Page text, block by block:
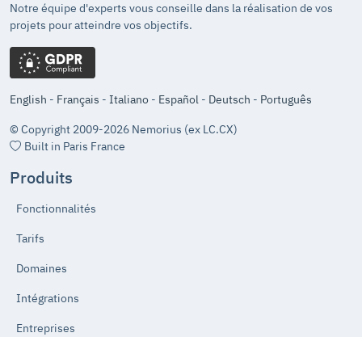
Notre équipe d'experts vous conseille dans la réalisation de vos
projets pour atteindre vos objectifs.
English - Français - Italiano - Español - Deutsch - Português
© Copyright 2009-2026 Nemorius (ex LC.CX)
Built in Paris France
Produits
Fonctionnalités
Tarifs
Domaines
Intégrations
Entreprises